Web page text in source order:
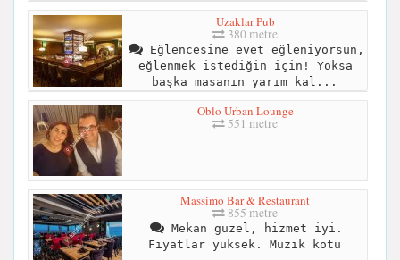
Uzaklar Pub
380 metre
Eğlencesine evet eğleniyorsun,
eğlenmek istediğin için! Yoksa
başka masanın yarım kal...
Oblo Urban Lounge
551 metre
Massimo Bar & Restaurant
855 metre
Mekan guzel, hizmet iyi.
Fiyatlar yuksek. Muzik kotu